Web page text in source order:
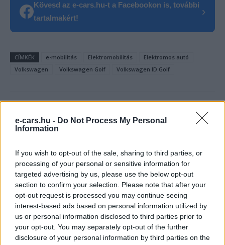
e-cars.hu - Do Not Process My Personal
Information
If you wish to opt-out of the sale, sharing to third parties, or
processing of your personal or sensitive information for
targeted advertising by us, please use the below opt-out
section to confirm your selection. Please note that after your
opt-out request is processed you may continue seeing
interest-based ads based on personal information utilized by
us or personal information disclosed to third parties prior to
your opt-out. You may separately opt-out of the further
disclosure of your personal information by third parties on the
Kövesd az e-cars.hu-t a Facebookon is, további
tartalmakért!
›
CÍMKÉK e-mobilitás Elektromobilitás
Elektromos autó
Volkswagen
Volkswagen Golf Volkswagen ID.Golf
e-cars.hu
Elektromosan közlekedsz, vagy a váltáson töprengsz?